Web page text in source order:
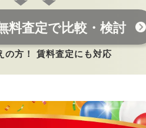
料査定で比較・検討
の方！ 賃料査定にも対応